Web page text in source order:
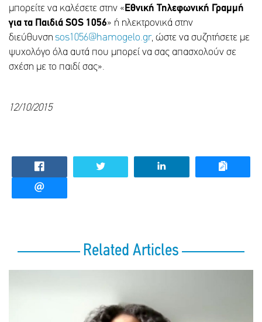
μπορείτε να καλέσετε στην « Εθνική Τηλεφωνική Γραμμή
για τα Παιδιά SOS 1056» ή ηλεκτρονικά στην
διεύθυνση sos1056@hamogelo.gr, ώστε να συζητήσετε με
ψυχολόγο όλα αυτά που μπορεί να σας απασχολούν σε
σχέση με το παιδί σας».
12/10/2015
Related Articles